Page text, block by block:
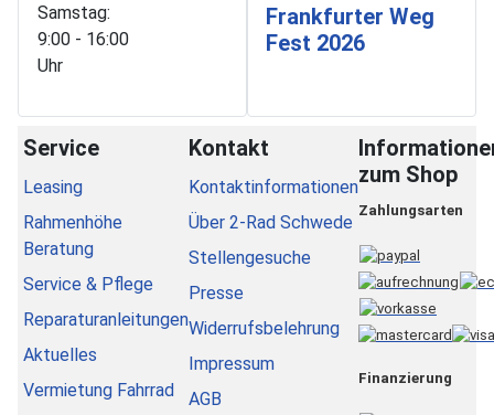
Samstag:
9:00 - 16:00
Uhr
Frankfurter Weg
Fest 2026
Service
Leasing
Rahmenhöhe
Beratung
Service & Pflege
Reparaturanleitungen
Aktuelles
Vermietung Fahrrad
Kontakt
Kontaktinformationen
Über 2-Rad Schwede
Stellengesuche
Presse
Widerrufsbelehrung
Impressum
AGB
zum Shop
Zahlungsarten
Finanzierung